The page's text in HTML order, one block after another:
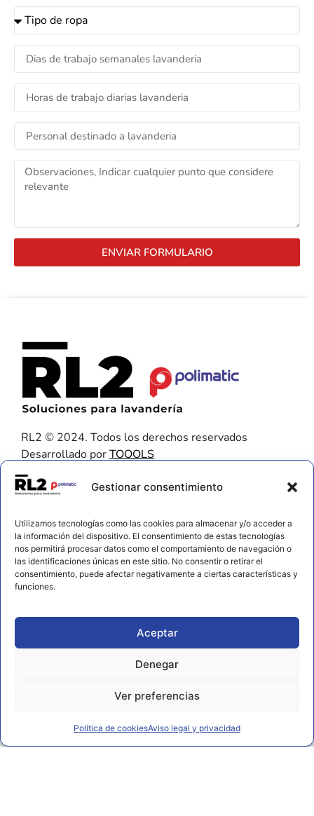
Gestionar consentimiento
Utilizamos tecnologías como las cookies para almacenar y/o acceder a
la información del dispositivo. El consentimiento de estas tecnologías
nos permitirá procesar datos como el comportamiento de navegación o
las identificaciones únicas en este sitio. No consentir o retirar el
consentimiento, puede afectar negativamente a ciertas características y
funciones.
Aceptar
Denegar
Ver preferencias
Política de cookiesAviso legal y privacidad
ENVIAR FORMULARIO
RL2 © 2024. Todos los derechos reservados
Desarrollado porTOOOLS
Contacto
672 202 722
info@rl2.eu
Información
Aviso legal y privacidad
Declaración de accesibilidad